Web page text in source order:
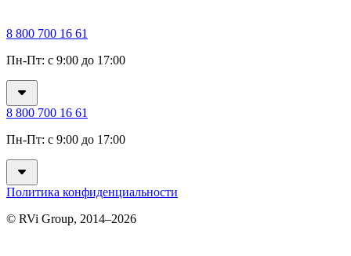
8 800 700 16 61
Пн-Пт: с 9:00 до 17:00
8 800 700 16 61
Пн-Пт: с 9:00 до 17:00
Политика конфиденциальности
© RVi Group, 2014–2026